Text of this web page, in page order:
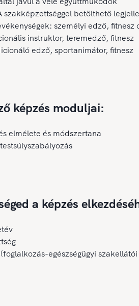
szakképzettséggel betölthető
személyi edző, fitnesz
instruktor, teremedző, fitnesz
edző, sportanimátor, fitnesz
képzés moduljai:
elmélete és módszertana
a képzés
egészségügyi szakellátói